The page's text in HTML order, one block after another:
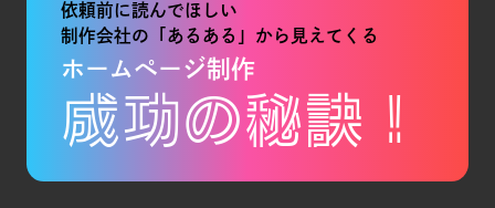
依頼前に読んでほしい
制作会社の「あるある」から見えてくる
ホームページ制作
成功の秘訣！